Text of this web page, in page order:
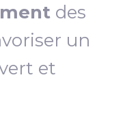
des
un
et